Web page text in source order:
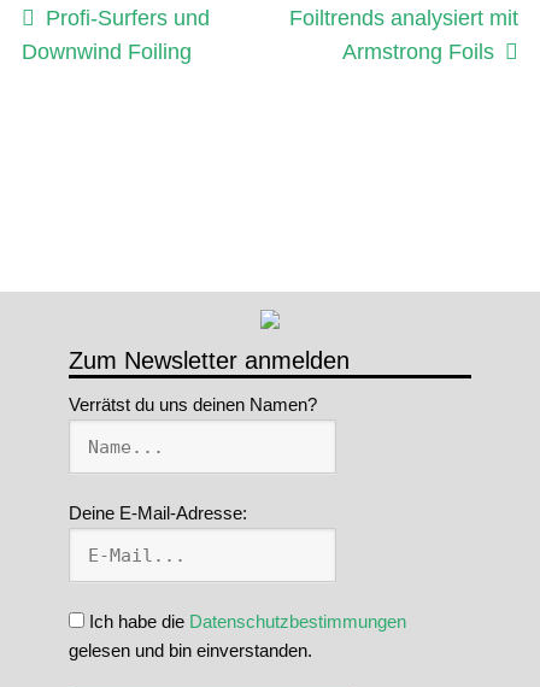
Zum Newsletter anmelden
Verrätst du uns deinen Namen?
Deine E-Mail-Adresse:
Ich habe die Datenschutzbestimmungen
gelesen und bin einverstanden.
Beitragsnavigation
Vorheriger
Beitrag:
Profi-Surfers und
Downwind Foiling
Nächster
Beitrag:
Foiltrends analysiert mit
Armstrong Foils